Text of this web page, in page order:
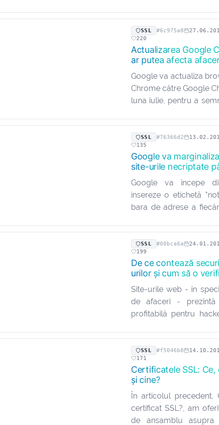
servesc aceluiași
criptare a
server web și browser-
SSL #6c975a8
220
Actualizarea Google
ar putea afecta
Google va actualiza
Chrome către Google
luna iulie, pentru a
sigure și care sunt
acoperit acest lucru
de pe blog…
SSL #76366d2
135
Google va
site-urile necriptate
Google va începe
insereze o etichetă
bara de adrese a
între server și
stabilit, în 2016, un
pentru luna…
SSL #00bca6a
199
De ce contează
urilor și cum să o
Site-urile web - în
de afaceri -
profitabilă pentru
sensibile ale clienților,
când securitatea site-
SSL #f5046b8
171
Certificatele SSL: Ce,
și cine?
În articolul precedent,
certificat SSL?, am
de ansamblu asupra